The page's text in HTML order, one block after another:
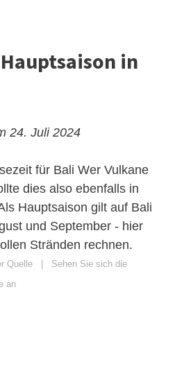
in
24. Juli 2024
für Bali Wer Vulkane
dies also ebenfalls in
Hauptsaison gilt auf Bali
und September - hier
Stränden rechnen.
Quelle
Sehen Sie sich die
an